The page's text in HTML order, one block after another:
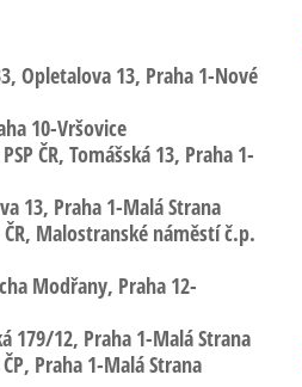
, Opletalova 13, Praha 1-Nové
10-Vršovice
ČR, Tomášská 13, Praha 1-
13, Praha 1-Malá Strana
Malostranské náměstí č.p.
Modřany, Praha 12-
179/12, Praha 1-Malá Strana
, Praha 1-Malá Strana